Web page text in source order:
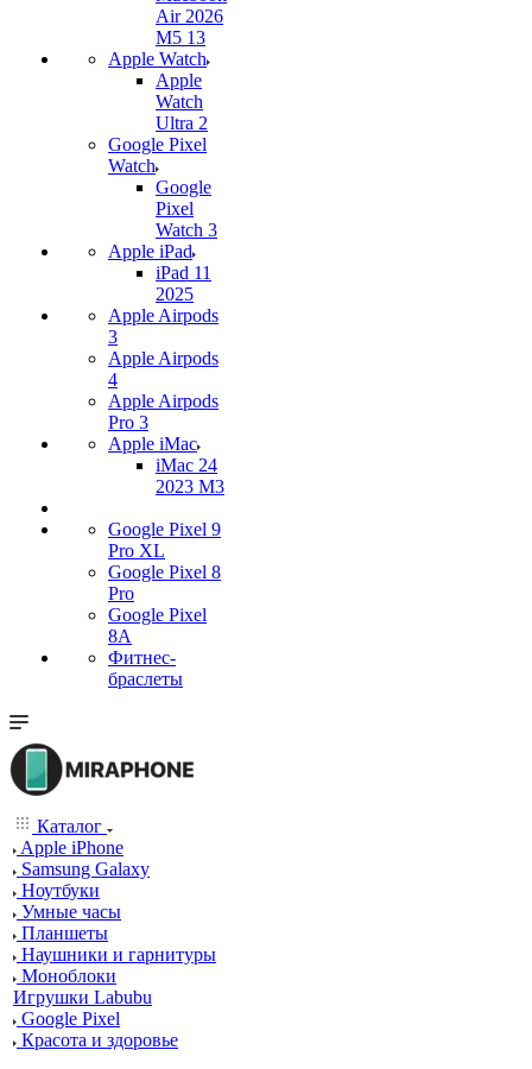
Air 2026
M5 13
Apple Watch
Apple
Watch
Ultra 2
Google Pixel
Watch
Google
Pixel
Watch 3
Apple iPad
iPad 11
2025
Apple Airpods
3
Apple Airpods
4
Apple Airpods
Pro 3
Apple iMac
iMac 24
2023 M3
Google Pixel 9
Pro XL
Google Pixel 8
Pro
Google Pixel
8A
Фитнес-
браслеты
Каталог
Apple iPhone
Samsung Galaxy
Ноутбуки
Умные часы
Планшеты
Наушники и гарнитуры
Моноблоки
Игрушки Labubu
Google Pixel
Красота и здоровье